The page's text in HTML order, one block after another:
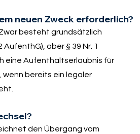
neuen Zweck erforderlich?
besteht grundsätzlich
AufenthG), aber § 39 Nr. 1
eine Aufenthaltserlaubnis für
wenn bereits ein legaler
den Übergang vom